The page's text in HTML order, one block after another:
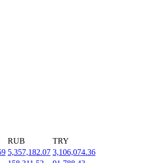
RUB
TRY
5,357,182.07 3,106,074.36